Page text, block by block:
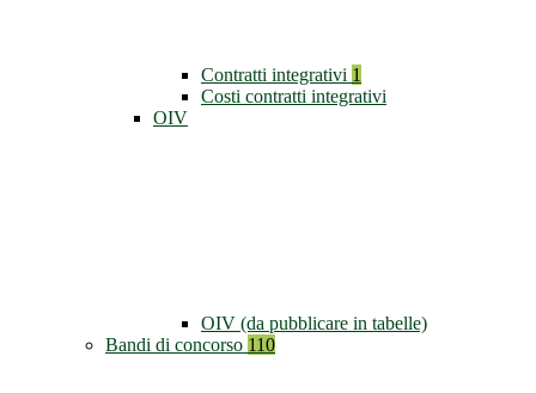
Contratti integrativi 1
Costi contratti integrativi
OIV
OIV (da pubblicare in tabelle)
Bandi di concorso 110